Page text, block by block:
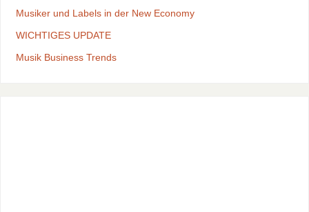
Musiker und Labels in der New Economy
WICHTIGES UPDATE
Musik Business Trends